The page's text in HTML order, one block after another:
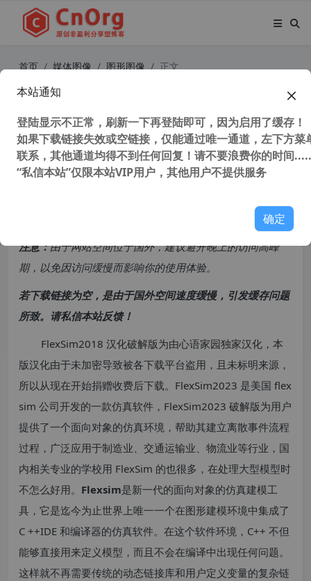
首页 媒体图像 图形图像 正文
独家汉化 物流仿真软件 FlexSim 202
3 Update 2 简体中文汉化注册版
43,215 次浏览次阅读
注意：由于网站空间位于国外，建议避开晚上的访问高峰
期，以免因访问缓慢而影响你的使用体验。
若下载链接为空，是由于国外空间速度缓慢，引发缓存问题
所致。请私信本站反馈！
FlexSim2018 汉化破解版为由心语家园独家汉化，本
版汉化由于未加密导致被各下载平台盗用，且未标明来源，
所以从现在开始捐赠收费后下载。FlexSim2023 是美国 flex
sim 公司开发的一款仿真软件，FlexSim2023 破解版为用户
提供了一个面向对象的仿真环境，帮助其建立离散事件流程
过程，广泛应用于制造业、交通运输业、物流业等行业，国
内相关专业的学校用 FlexSim 的也很多，在处理大型模型时
不怎么好用。 Flexsim是新一代的面向对象的仿真建模工
具，它是迄今为止世界上唯一一个在图形建模环境中集成了
C ++IDE 和编译器的仿真软件。在这个软件环境，C++ 不但
能够直接用来定义模型，而且不会在编译中出现任何问题。
这样就不再需要传统的动态链接库和用户定义变量的复杂链
本站通知
登陆显示不正常，刷新一下再登陆即可，因为启用了缓存！
如果下载链接失效或空链接，仅能通过唯一通道，左下方菜
联系，其他通道均得不到任何回复！请不要浪费你的时间
“私信本站”仅限本站VIP用户，其他用户不提供服务
确定